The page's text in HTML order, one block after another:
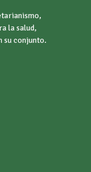
la salud,
su conjunto.